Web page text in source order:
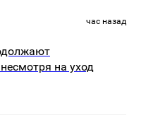
час назад
на уход